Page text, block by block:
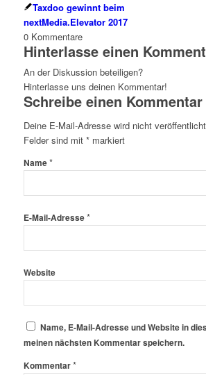
Taxdoo gewinnt beim
nextMedia.Elevator 2017
0 Kommentare
Hinterlasse einen
An der Diskussion beteiligen?
Hinterlasse uns deinen Kommentar!
Schreibe einen Kommentar
Deine E-Mail-Adresse wird nicht
Felder sind mit *markiert
Name*
E-Mail-Adresse*
Website
Name, E-Mail-Adresse und Website in
meinen nächsten Kommentar speichern.
Kommentar*